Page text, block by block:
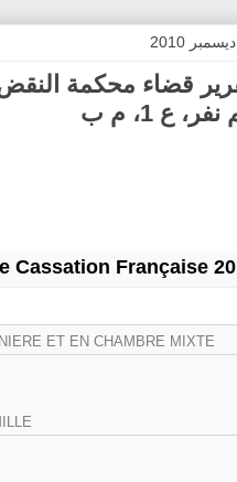
ع 1، م ب
Cassation Française
ET EN CHAMBRE MIXTE